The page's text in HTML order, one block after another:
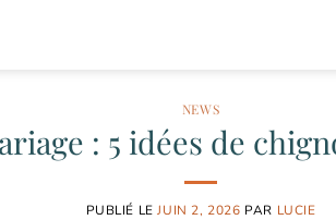
NEWS
: 5 idées de
PUBLIÉ LEJUIN 2, 2026 PAR LUCIE